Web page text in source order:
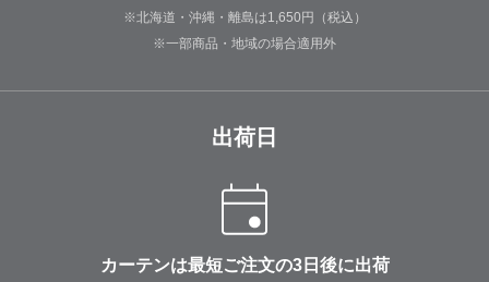
※北海道・沖縄・離島は1,650円（税込）
※一部商品・地域の場合適用外
出荷日
カーテンは最短ご注文の3日後に出荷